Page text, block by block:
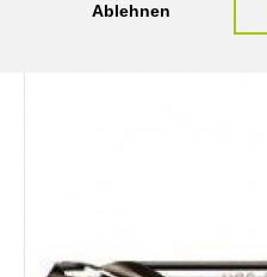
Ablehnen